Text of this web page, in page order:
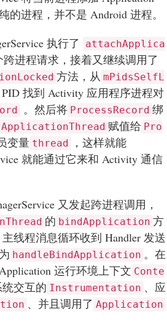
的进程，并不是 Android 进程。
执行了
attachApplica
进程请求，接着又继续调用了
方法，从 mPidsSelfL
找到 Activity 应用程序进程对
。然后将 ProcessRecord 绑
ApplicationThread 赋值给 Pro
变量 thread
，这样就能
就能通过它来和 Activity 通信
又发起跨进程调用，
的 bindApplication 方
线程消息循环收到 Handler 发送
handleBindApplication 。在
运行环境上下文 Conte
交互的 Instrumentation 、应
、并且调用了 Application